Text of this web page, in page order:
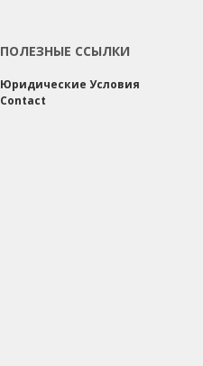
ПОЛЕЗНЫЕ ССЫЛКИ
Юридические Условия
Contact